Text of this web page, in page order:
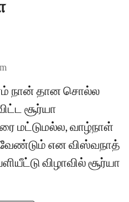
நான் தான சொல்ல
சூர்யா
மட்டுமல்ல, வாழ்நாள்
வேண்டும் என விஸ்வநாத்
விழாவில் சூர்யா